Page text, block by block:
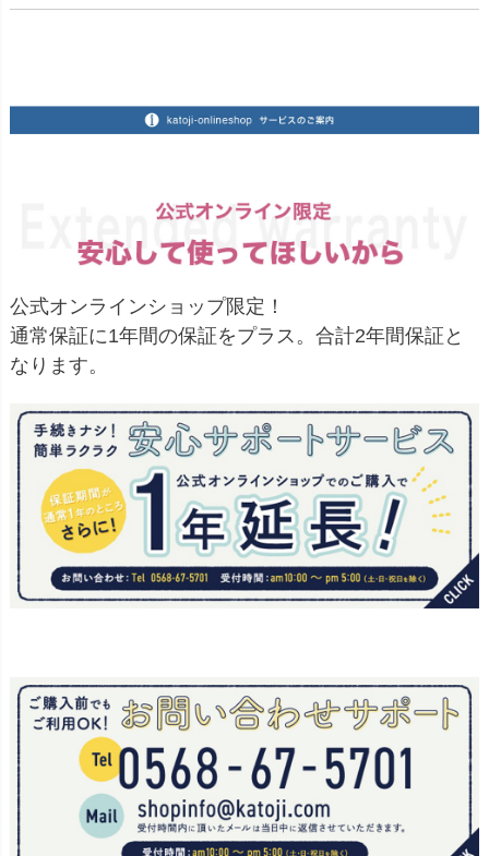
公式オンラインショップ限定！
通常保証に1年間の保証をプラス。合計2年間保証と
なります。